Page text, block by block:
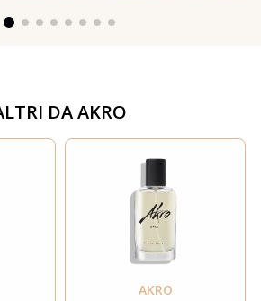
DAAKRO
AKRO